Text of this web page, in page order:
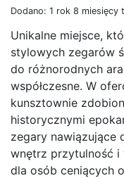
Dodano: 1 rok 8 miesięcy
Unikalne miejsce,
stylowych zegarów
do różnorodnych
współczesne. W
kunsztownie
historycznymi
zegary nawiązujące
wnętrz przytulność
dla osób ceniących